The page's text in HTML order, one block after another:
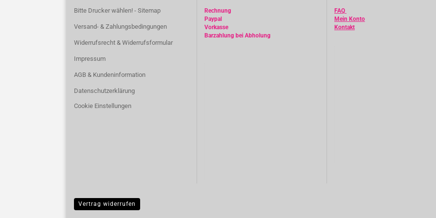
Bitte Drucker wählen! - Sitemap
Versand- & Zahlungsbedingungen
Widerrufsrecht & Widerrufsformular
Impressum
AGB & Kundeninformation
Datenschutzerklärung
Cookie Einstellungen
Rechnung
Paypal
Vorkasse
Barzahlung bei Abholung
FAQ
Mein Konto
Kontakt
Vertrag widerrufen